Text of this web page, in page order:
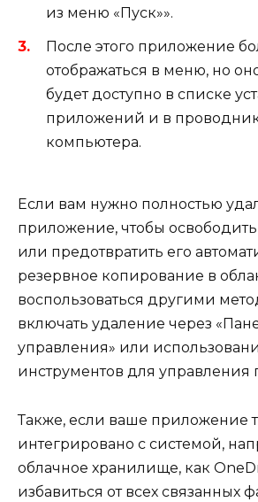
из меню «Пуск»».
После этого приложение
отображаться в меню, но
будет доступно в списке
приложений и в
компьютера.
Если вам нужно полностью
приложение, чтобы
или предотвратить его
резервное копирование в
воспользоваться другими
включать удаление через
управления» или
инструментов для
Также, если ваше приложение
интегрировано с системой,
облачное хранилище, как
избавиться от всех связанных